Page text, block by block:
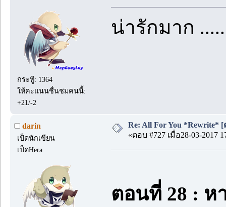
กระทู้: 1364
ให้คะแนนชื่นชมคนนี้:
+21/-2
น่ารักมาก
darin
เป็ดนักเขียน
เป็ดHera
Re: All For You *Rewrite*
«ตอบ #727 เมื่อ28-03-2017
ตอนที่ 28 : ห